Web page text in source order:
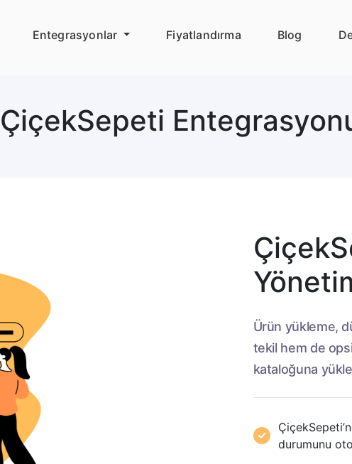
Entegrasyonlar Fiyatlandırma Blog
ÇiçekSepeti
Ürün yükleme,
tekil hem de
kataloğuna
durumunu